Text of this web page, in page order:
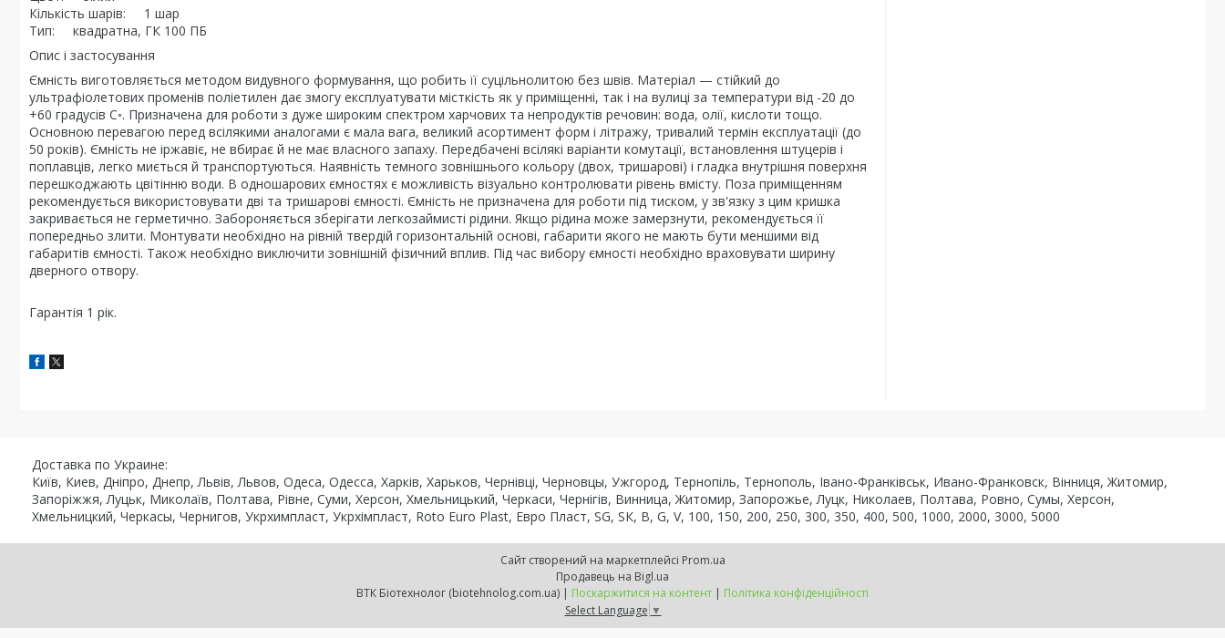
Кількість шарів: 1 шар
Тип: квадратна, ГК 100 ПБ
Опис і застосування
Ємність виготовляється методом видувного формування, що робить її суцільнолитою без швів. Матеріал — стійкий до
ультрафіолетових променів поліетилен дає змогу експлуатувати місткість як у приміщенні, так і на вулиці за температури від -20 до
+60 градусів С◦. Призначена для роботи з дуже широким спектром харчових та непродуктів речовин: вода, олії, кислоти тощо.
Основною перевагою перед всілякими аналогами є мала вага, великий асортимент форм і літражу, тривалий термін експлуатації (до
50 років). Ємність не іржавіє, не вбирає й не має власного запаху. Передбачені всілякі варіанти комутації, встановлення штуцерів і
поплавців, легко миється й транспортуються. Наявність темного зовнішнього кольору (двох, тришарові) і гладка внутрішня поверхня
перешкоджають цвітінню води. В одношарових ємностях є можливість візуально контролювати рівень вмісту. Поза приміщенням
рекомендується використовувати дві та тришарові ємності. Ємність не призначена для роботи під тиском, у зв'язку з цим кришка
закривається не герметично. Забороняється зберігати легкозаймисті рідини. Якщо рідина може замерзнути, рекомендується її
попередньо злити. Монтувати необхідно на рівній твердій горизонтальній основі, габарити якого не мають бути меншими від
габаритів ємності. Також необхідно виключити зовнішній фізичний вплив. Під час вибору ємності необхідно враховувати ширину
дверного отвору.
Гарантія 1 рік.
Доставка по Украине:
Київ, Киев, Дніпро, Днепр, Львів, Львов, Одеса, Одесса, Харків, Харьков, Чернівці, Черновцы, Ужгород, Тернопіль, Тернополь, Івано-Франківськ, Ивано-Франковск, Вінниця, Житомир,
Запоріжжя, Луцьк, Миколаїв, Полтава, Рівне, Суми, Херсон, Хмельницький, Черкаси, Чернігів, Винница, Житомир, Запорожье, Луцк, Николаев, Полтава, Ровно, Сумы, Херсон,
Хмельницкий, Черкасы, Чернигов, Укрхимпласт, Укрхімпласт, Roto Euro Plast, Евро Пласт, SG, SК, В, G, V, 100, 150, 200, 250, 300, 350, 400, 500, 1000, 2000, 3000, 5000
Сайт створений на маркетплейсі Prom.ua
Продавець на Bigl.ua
ВТК Біотехнолог (biotehnolog.com.ua) | Поскаржитися на контент | Політика конфіденційності
Select Language ▼